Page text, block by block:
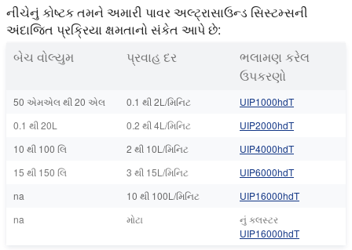
નીચેનું કોષ્ટક તમને અમારી પાવર અલ્ટ્રાસાઉન્ડ સિસ્ટમ્સની
અંદાજિત પ્રક્રિયા ક્ષમતાનો સંકેત આપે છે:
બેચ વોલ્યુમ
પ્રવાહ દર
ભલામણ કરેલ
ઉપકરણો
50 એમએલ થી 20 એલ 0.1 થી 2L/મિનિટ
UIP1000hdT
0.1 થી 20L
0.2 થી 4L/મિનિટ
UIP2000hdT
10 થી 100 લિ
2 થી 10L/મિનિટ
UIP4000hdT
15 થી 150 લિ
3 થી 15L/મિનિટ
UIP6000hdT
na
10 થી 100L/મિનિટ
UIP16000hdT
na
મોટા
નું ક્લસ્ટર
UIP16000hdT